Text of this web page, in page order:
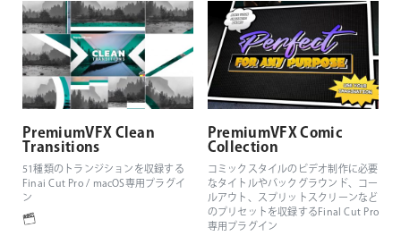
PremiumVFX Clean
Transitions
51種類のトランジションを収録する
Finai Cut Pro / macOS専用プラグイ
ン
PremiumVFX Comic
Collection
コミックスタイルのビデオ制作に必要
なタイトルやバックグラウンド、コー
ルアウト、スプリットスクリーンなど
のプリセットを収録するFinal Cut Pro
専用プラグイン